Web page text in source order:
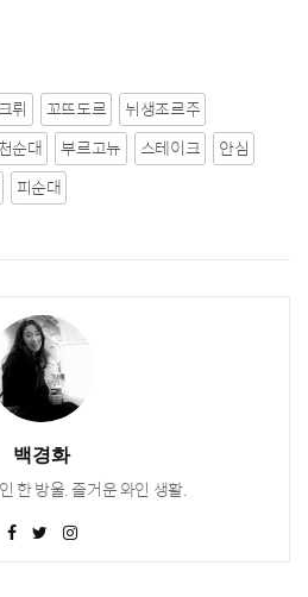
뤼 꼬뜨도르
뉘생조르주
순대 부르고뉴 스테이크
안심
피순대
백경화
한 방울. 즐거운 와인 생활.